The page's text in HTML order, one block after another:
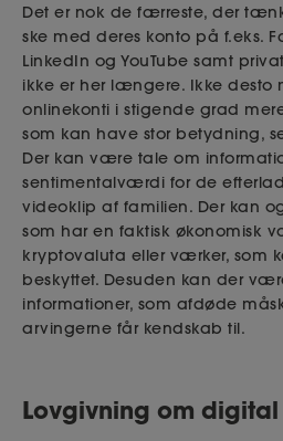
Dokumenter.dk
Det er nok de færreste, der
ske med deres konto på f.eks.
LinkedIn og YouTube samt
ikke er her længere. Ikke desto
onlinekonti i stigende grad
som kan have stor betydning,
Der kan være tale om
sentimentalværdi for de
videoklip af familien. Der kan
som har en faktisk økonomisk
kryptovaluta eller værker, som
beskyttet. Desuden kan der
informationer, som afdøde
arvingerne får kendskab til.
Lovgivning om